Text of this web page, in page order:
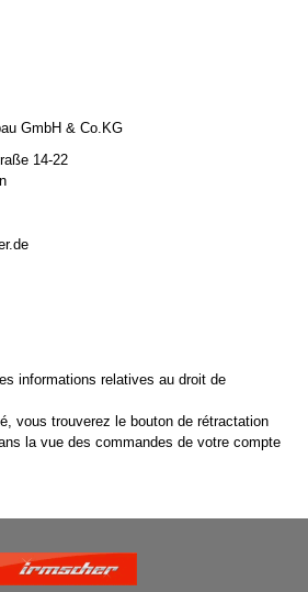
GmbH & Co.KG
14-22
informations relatives au droit de
vous trouverez le bouton de rétractation
la vue des commandes de votre compte